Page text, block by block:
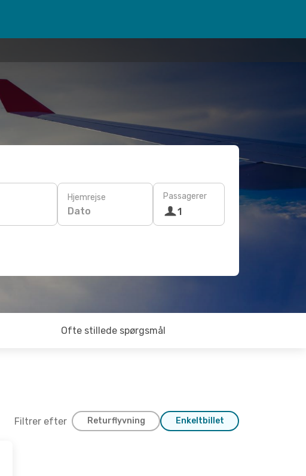
Hjemrejse
Dato
Passagerer
1
Ofte stillede spørgsmål
Filtrer efter Returflyvning Enkeltbillet